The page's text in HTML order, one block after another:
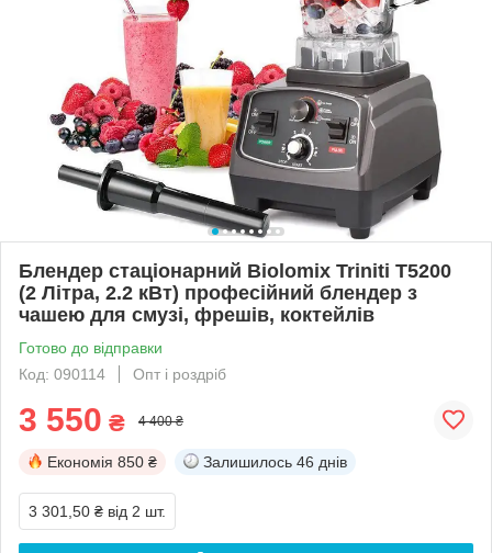
Блендер стаціонарний Biolomix Triniti T5200
(2 Літра, 2.2 кВт) професійний блендер з
чашею для смузі, фрешів, коктейлів
Готово до відправки
Код: 090114
Опт і роздріб
3 550 ₴ 4 400 ₴
Економія 850 ₴ Залишилось 46 днів
3 301,50 ₴ від 2 шт.